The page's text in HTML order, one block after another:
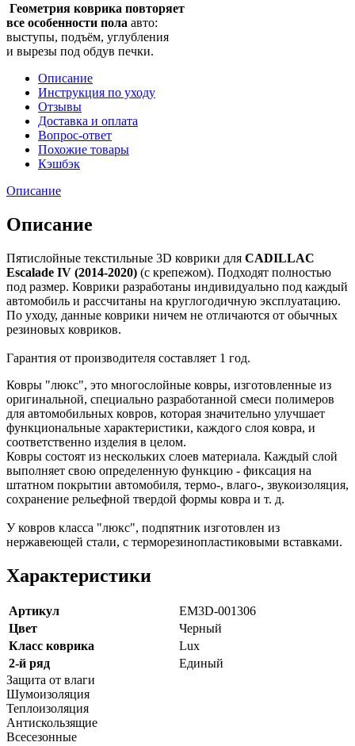
Геометрия коврика повторяет
все особенности пола авто:
выступы, подъём, углубления
и вырезы под обдув печки.
Описание
Инструкция по уходу
Отзывы
Доставка и оплата
Вопрос-ответ
Похожие товары
Кэшбэк
Описание
Описание
Пятислойные текстильные 3D коврики для CADILLAC
Escalade IV (2014-2020) (c крепежом). Подходят полностью
под размер. Коврики разработаны индивидуально под каждый
автомобиль и рассчитаны на круглогодичную эксплуатацию.
По уходу, данные коврики ничем не отличаются от обычных
резиновых ковриков.
Гарантия от производителя составляет 1 год.
Ковры "люкс", это многослойные ковры, изготовленные из
оригинальной, специально разработанной смеси полимеров
для автомобильных ковров, которая значительно улучшает
функциональные характеристики, каждого слоя ковра, и
соответственно изделия в целом.
Ковры состоят из нескольких слоев материала. Каждый слой
выполняет свою определенную функцию - фиксация на
штатном покрытии автомобиля, термо-, влаго-, звукоизоляция,
сохранение рельефной твердой формы ковра и т. д.
У ковров класса "люкс", подпятник изготовлен из
нержавеющей стали, с терморезинопластиковыми вставками.
Характеристики
Артикул
EM3D-001306
Цвет
Черный
Класс коврика
Lux
2-й ряд
Единый
Защита от влаги
Шумоизоляция
Теплоизоляция
Антискользящие
Всесезонные